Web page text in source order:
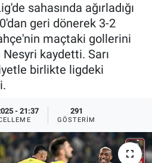
sahasında ağırladığı
geri dönerek 3-2
maçtaki gollerini
kaydetti. Sarı
birlikte ligdeki
- 21:37 291
GÖSTERIM